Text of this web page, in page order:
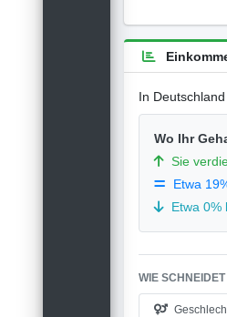
In
Wo Ihr
Sie
Etwa
Etwa 0%
WIE